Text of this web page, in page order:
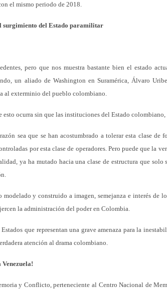
el mismo periodo de 2018.
surgimiento del Estado paramilitar
pero que nos muestra bastante bien el estado
un aliado de Washington en Suramérica, Álvaro
al exterminio del pueblo colombiano.
esto ocurra sin que las instituciones del Estado
sea que se han acostumbrado a tolerar esta clase
por esta clase de operadores. Pero puede que la
ya ha mutado hacia una clase de estructura que
modelado y construido a imagen, semejanza e interés de
la administración del poder en Colombia.
que representan una grave amenaza para la
atención al drama colombiano.
Venezuela!
y Conflicto, perteneciente al Centro Nacional de